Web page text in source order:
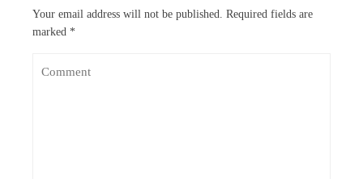
Your email address will not be published. Required fields are
marked *